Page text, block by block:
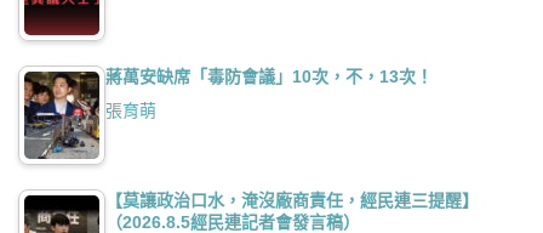
蔣萬安缺席「毒防會議」10次，不，13次！
張育萌
【莫讓政治口水，淹沒廠商責任，經民連三提醒】
（2026.8.5經民連記者會發言稿）